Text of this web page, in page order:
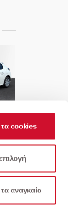
τα cookies
αναγκαία
110hp